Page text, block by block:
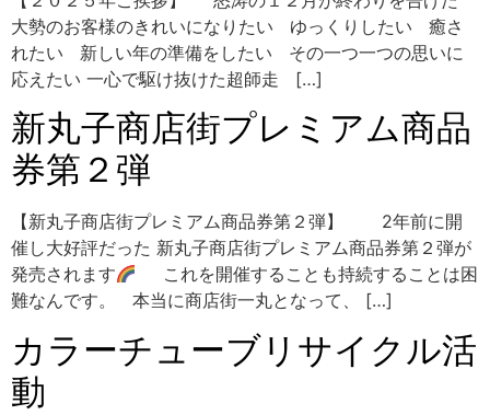
大勢のお客様のきれいになりたい ゆっくりしたい 癒さ
れたい 新しい年の準備をしたい その一つ一つの思いに
応えたい 一心で駆け抜けた超師走 […]
新丸子商店街プレミアム商品
券第２弾
【新丸子商店街プレミアム商品券第２弾】 2年前に開
催し大好評だった 新丸子商店街プレミアム商品券第２弾が
発売されます
これを開催することも持続することは困
難なんです。 本当に商店街一丸となって、 […]
カラーチューブリサイクル活
動